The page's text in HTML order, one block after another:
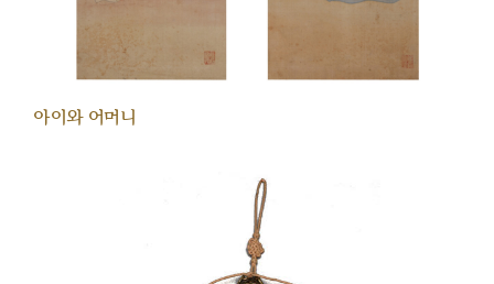
아이와 어머니